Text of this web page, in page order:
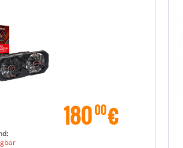
18000€